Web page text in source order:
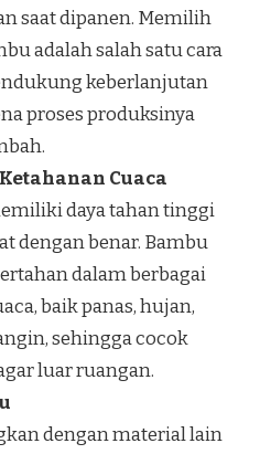
saat dipanen. Memilih
adalah salah satu cara
keberlanjutan
proses produksinya
Cuaca
daya tahan tinggi
dengan benar. Bambu
dalam berbagai
baik panas, hujan,
sehingga cocok
luar ruangan.
dengan material lain